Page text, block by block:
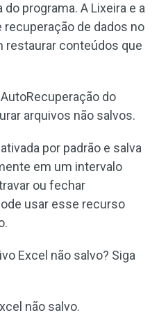
programa. A Lixeira e a
de dados no
restaurar conteúdos que
do
arquivos não salvos.
por padrão e salva
em um intervalo
ou fechar
usar esse recurso
Excel não salvo? Siga
não salvo.